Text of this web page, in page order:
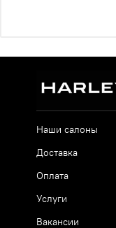
Наши салоны
Доставка
Оплата
Услуги
Вакансии